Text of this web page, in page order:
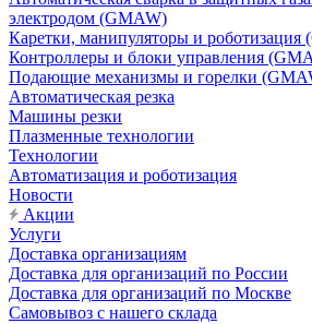
электродом (GMAW)
Каретки, манипуляторы и роботизация
Контроллеры и блоки управления
Подающие механизмы и горелки
Автоматическая резка
Машины резки
Плазменные технологии
Технологии
Автоматизация и роботизация
Новости
Акции
Услуги
Доставка организациям
Доставка для организаций по России
Доставка для организаций по Москве
Самовывоз с нашего склада